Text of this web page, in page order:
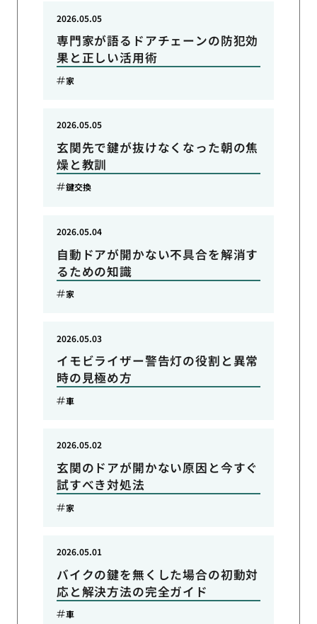
専門家が語るドアチェーンの防犯効
果と正しい活用術
2026.05.05
家
玄関先で鍵が抜けなくなった朝の焦
燥と教訓
2026.05.05
鍵交換
自動ドアが開かない不具合を解消す
るための知識
2026.05.04
家
イモビライザー警告灯の役割と異常
時の見極め方
2026.05.03
車
玄関のドアが開かない原因と今すぐ
試すべき対処法
2026.05.02
家
バイクの鍵を無くした場合の初動対
応と解決方法の完全ガイド
2026.05.01
車